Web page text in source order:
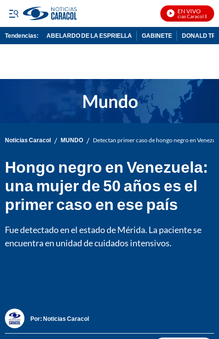
EN VIVO
Noticias Caracol En Vivo
Tendencias: ABELARDO DE LA ESPRIELLA GABINETE DONALD
Noticias Caracol / MUNDO / Detectan primer caso de hongo negro en
Hongo negro en Venezuela:
una mujer de 50 años es el
primer caso en ese país
Fue detectado en el estado de Mérida. La paciente se
encuentra en unidad de cuidados intensivos.
Por: Noticias Caracol